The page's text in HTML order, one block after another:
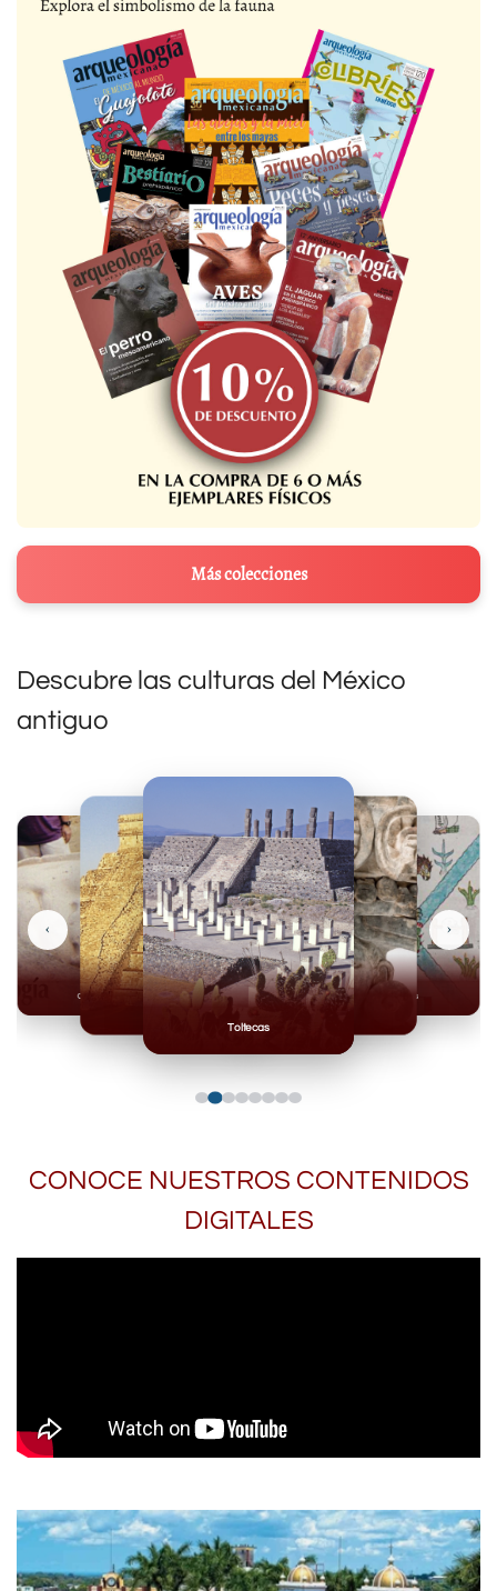
Más colecciones
Descubre las culturas del México
antiguo
Toltecas
Mexicas
Olmecas
‹ ›
CONOCE NUESTROS CONTENIDOS
DIGITALES